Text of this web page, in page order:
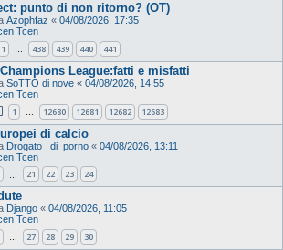
punto di non ritorno? (OT)
Azophfaz « 04/08/2026, 17:35
Tcen
1 … 438 439 440 441
League:fatti e misfatti
SoTTO di nove « 04/08/2026, 14:55
Tcen
1 12680 12681 12682 12683
di calcio
Drogato_ di_porno « 04/08/2026, 13:11
Tcen
21 22 23 24
Django « 04/08/2026, 11:05
Tcen
… 27 28 29 30